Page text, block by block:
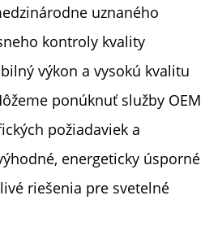
uznaného
kontroly kvality
výkon a vysokú kvalitu
ponúknuť služby OEM
požiadaviek a
energeticky úsporné
riešenia pre svetelné